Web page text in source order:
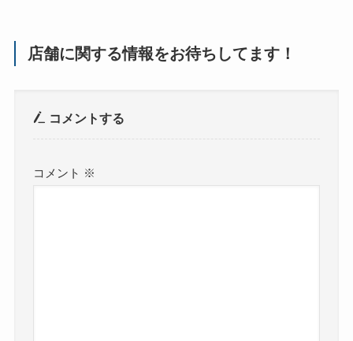
店舗に関する情報をお待ちしてます！
コメントする
コメント ※